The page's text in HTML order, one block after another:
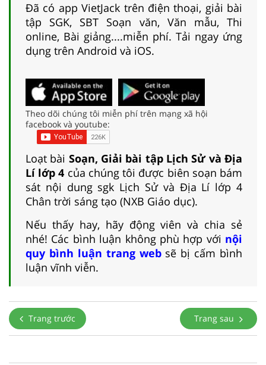
Đã có app VietJack trên điện thoại, giải bài
tập SGK, SBT Soạn văn, Văn mẫu, Thi
online, Bài giảng....miễn phí. Tải ngay ứng
dụng trên Android và iOS.
Theo dõi chúng tôi miễn phí trên mạng xã hội
facebook và youtube:
Loạt bài Soạn, Giải bài tập Lịch Sử và Địa
Lí lớp 4 của chúng tôi được biên soạn bám
sát nội dung sgk Lịch Sử và Địa Lí lớp 4
Chân trời sáng tạo (NXB Giáo dục).
Nếu thấy hay, hãy động viên và chia sẻ
nhé! Các bình luận không phù hợp với nội
quy bình luận trang websẽ bị cấm bình
luận vĩnh viễn.
Trang trước Trang sau